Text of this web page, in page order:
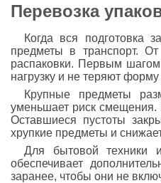
Перевозка
Когда вся подготовка
предметы в транспорт.
распаковки. Первым
нагрузку и не теряют
Крупные предметы
уменьшает риск смещения.
Оставшиеся пустоты
хрупкие предметы и
Для бытовой техники
обеспечивает
заранее, чтобы они не